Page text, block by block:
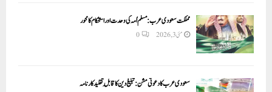
مملکت سعودی عرب: مسلم اُمہ کی وحدت اور استحکام کا محور
مئی 3, 2026 0
سعودی عرب کا دعوتی مشن: تبلیغ دین کا قابلِ تقلید کارنامہ